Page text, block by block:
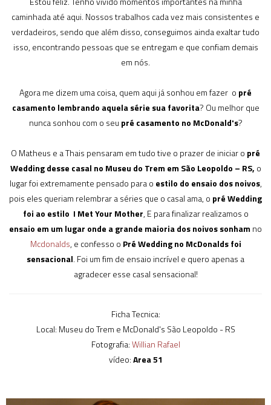
caminhada até aqui. Nossos trabalhos cada vez mais consistentes e
verdadeiros, sendo que além disso, conseguimos ainda exaltar tudo
isso, encontrando pessoas que se entregam e que confiam demais
em nós.
Agora me dizem uma coisa, quem aqui já sonhou em fazer o pré
casamento lembrando aquela série sua favorita? Ou melhor que
nunca sonhou com o seu pré casamento no McDonald's?
O Matheus e a Thais pensaram em tudo tive o prazer de iniciar o pré
Wedding desse casal no Museu do Trem em São Leopoldo – RS, o
lugar foi extremamente pensado para o estilo do ensaio dos noivos,
pois eles queriam relembrar a séries que o casal ama, o pré Wedding
foi ao estilo I Met Your Mother, E para finalizar realizamos o
ensaio em um lugar onde a grande maioria dos noivos sonhamno
Mcdonalds, e confesso o Pré Wedding no McDonalds foi
sensacional. Foi um fim de ensaio incrível e quero apenas a
agradecer esse casal sensacional!
Ficha Tecnica:
Local: Museu do Trem e McDonald's São Leopoldo - RS
Fotografia:Willian Rafael
vídeo:Area 51